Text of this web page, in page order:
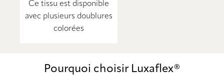
Ce tissu est disponible
avec plusieurs doublures
colorées
Pourquoi choisir Luxaflex®